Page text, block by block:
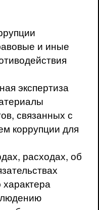
и иные
экспертиза
связанных с
коррупции для
расходах, об